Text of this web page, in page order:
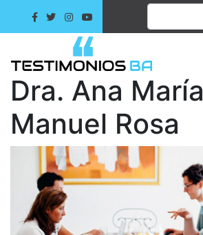
Dra. Ana María
Manuel Rosa